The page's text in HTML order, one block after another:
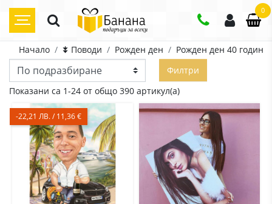
0
Начало ⯯ Поводи Рожден ден
Рожден ден 40 години
Филтри
Показани са 1-24 от общо 390 артикул(а)
-22,21 ЛВ. / 11,36 €